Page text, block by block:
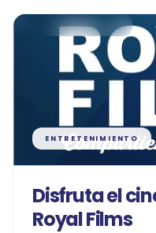
ENTRETENIMIENTO
Disfruta el
Royal Films